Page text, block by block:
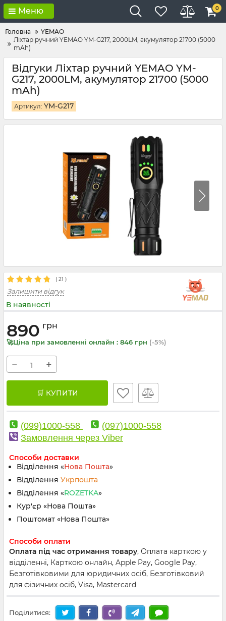
Меню 0
Головна
YEMAO
Ліхтар ручний YEMAO YM-G217, 2000LM, акумулятор 21700 (5000
mAh)
Відгуки Ліхтар ручний YEMAO YM-
G217, 2000LM, акумулятор 21700 (5000
mAh)
Артикул: YM-G217
( 21 )
Залишити відгук
В наявності
890 грн
🚀Ціна при замовленні онлайн : 846 грн (-5%)
− +
🛒 КУПИТИ
(099)1000-558
(097)1000-558
Замовлення через Viber
Способи доставки
Відділення «Нова Пошта»
Відділення Укрпошта
Відділення «ROZETKA»
Кур'єр «Нова Пошта»
Поштомат «Нова Пошта»
Способи оплати
Оплата під час отримання товару, Оплата карткою у
відділенні, Карткою онлайн, Apple Pay, Google Pay,
Безготівковими для юридичних осіб, Безготівковий
для фізичних осіб, Visa, Mastercard
Поділитися: